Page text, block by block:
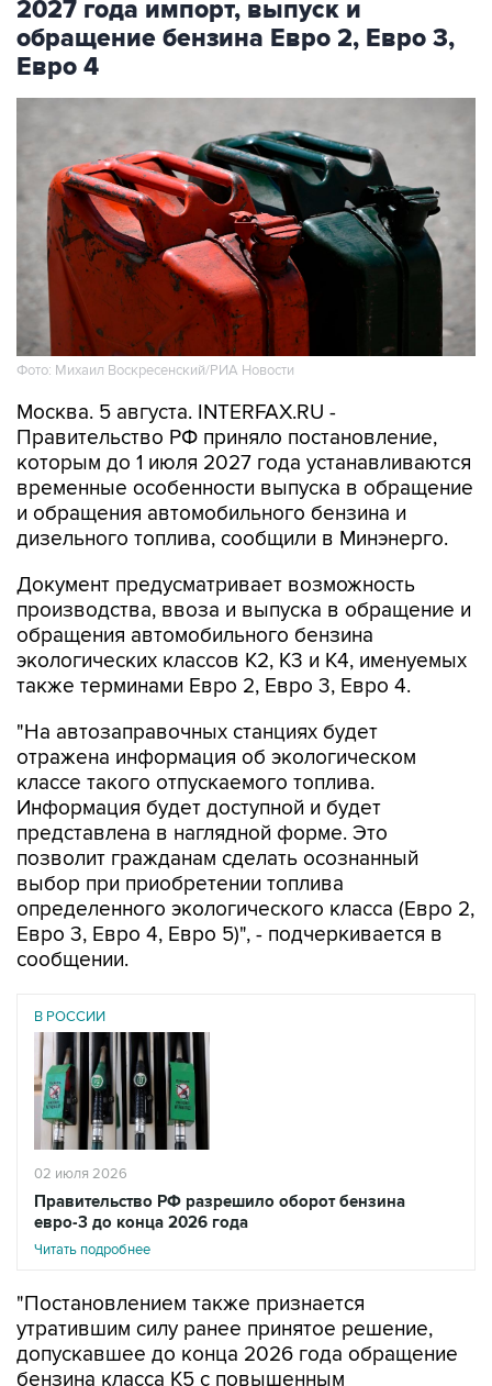
Евро 4
Фото: Михаил Воскресенский/РИА Новости
Москва. 5 августа. INTERFAX.RU -
которым до 1 июля 2027 года устанавливаются
временные особенности выпуска в обращение
и обращения автомобильного бензина и
дизельного топлива, сообщили в Минэнерго.
Документ предусматривает возможность
обращения автомобильного бензина
экологических классов К2, К3 и К4, именуемых
также терминами Евро 2, Евро 3, Евро 4.
"На автозаправочных станциях будет
классе такого отпускаемого топлива.
Информация будет доступной и будет
представлена в наглядной форме. Это
позволит гражданам сделать осознанный
выбор при приобретении топлива
определенного экологического класса (Евро 2,
Евро 3, Евро 4, Евро 5)", - подчеркивается в
сообщении.
В РОССИИ
02 июля 2026
Правительство РФ разрешило оборот бензина
евро-3 до конца 2026 года
Читать подробнее
"Постановлением также признается
допускавшее до конца 2026 года обращение
бензина класса К5 с повышенным
содержанием серы", - отмечает министерство.